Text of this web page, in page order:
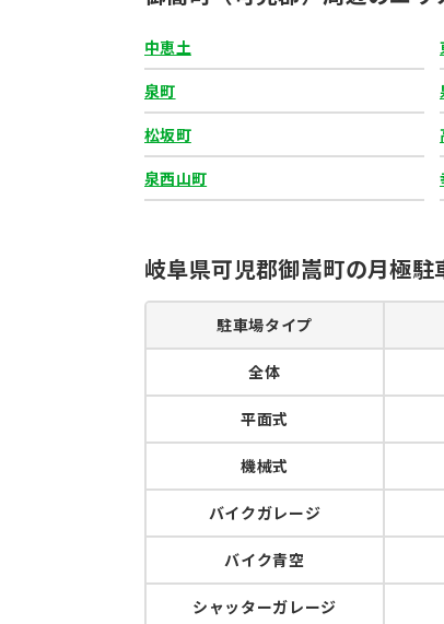
中恵土
泉町
松坂町
泉西山町
岐阜県可児郡御嵩町の月極駐
駐車場タイプ
全体
平面式
機械式
バイクガレージ
バイク青空
シャッターガレージ